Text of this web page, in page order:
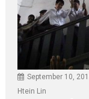
September 10,
Htein Lin